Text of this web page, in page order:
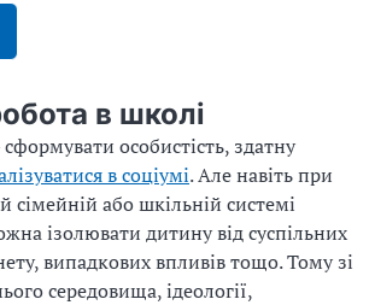
в школі
особистість,здатну
в соціумі. Але навіть при
сімейній або шкільній системі
ізолювати дитину від суспільних
випадкових впливів тощо. Тому зі
середовища, ідеології,